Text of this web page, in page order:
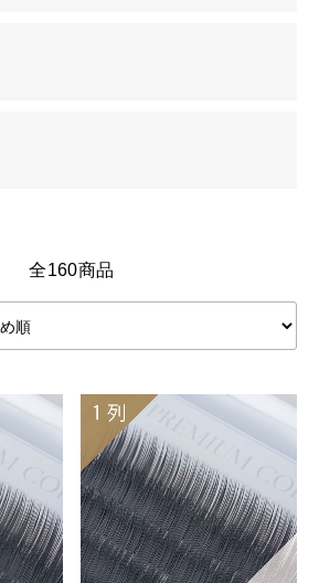
全160商品